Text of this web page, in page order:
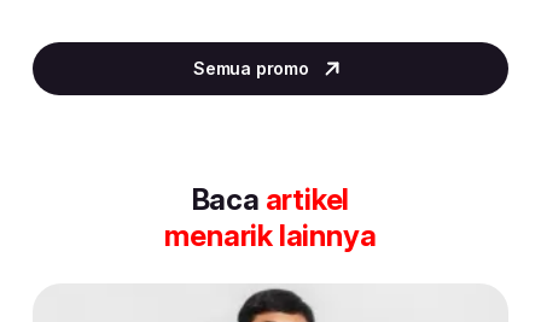
2
of
Semua promo
Baca artikel
menarik lainnya